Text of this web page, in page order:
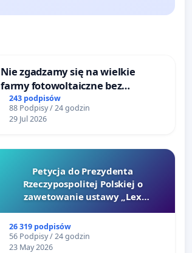
Nie zgadzamy się na wielkie
farmy fotowoltaiczne bez
rzetelnych analiz i akceptacji
mieszkańców
243 podpisów
88 Podpisy / 24 godzin
29 Jul 2026
Petycja do Prezydenta
Rzeczypospolitej Polskiej o
zawetowanie ustawy „Lex
26 319 podpisów
56 Podpisy / 24 godzin
23 May 2026